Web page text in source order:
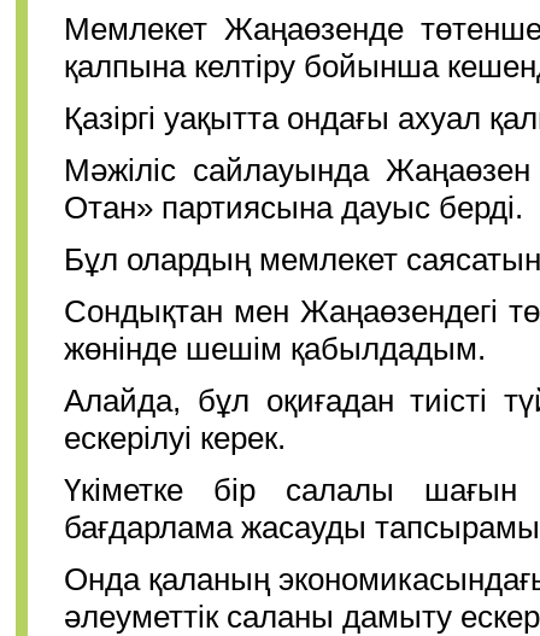
Мемлекет Жаңаөзенде
қалпына келтіру бойынша
Қазіргі уақытта ондағы ахуал
Мәжіліс сайлауында
Отан» партиясына дауыс берді.
Бұл олардың мемлекет
Сондықтан мен Жаңаөзендегі
жөнінде шешім қабылдадым.
Алайда, бұл оқиғадан тиісті
ескерілуі керек.
Үкіметке бір салалы
бағдарлама жасауды
Онда қаланың
әлеуметтік саланы дамыту